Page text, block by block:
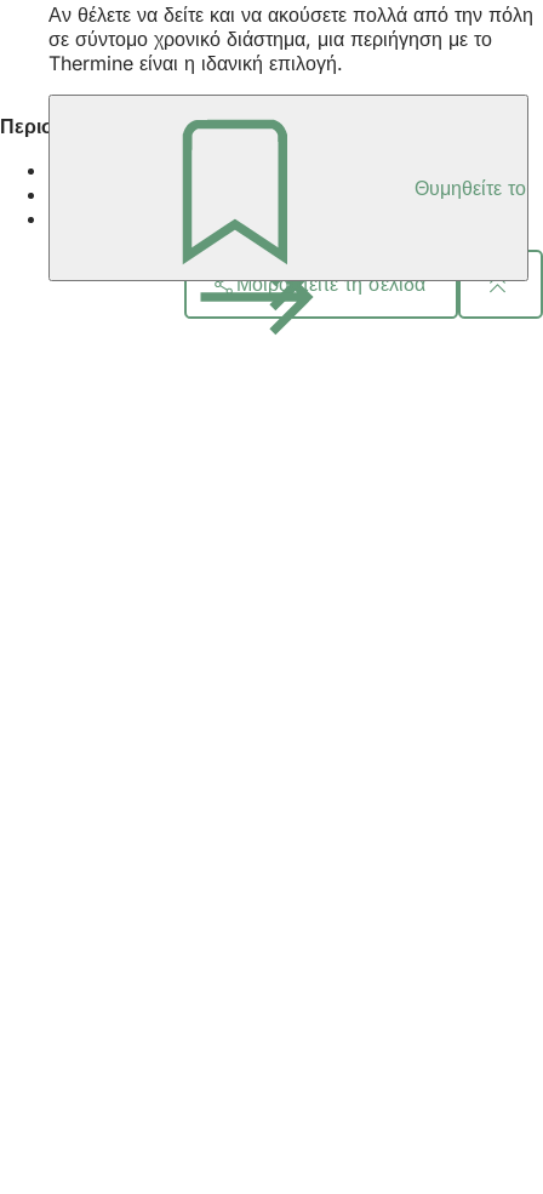
Αν θέλετε να δείτε και να ακούσετε πολλά από την πόλη
σε σύντομο χρονικό διάστημα, μια περιήγηση με το
Thermine είναι η ιδανική επιλογή.
Θυμηθείτε το
Περισσότερες πληροφορίες
Περιοχές του Wiesbaden
Μοιραστείτε τη σελίδα